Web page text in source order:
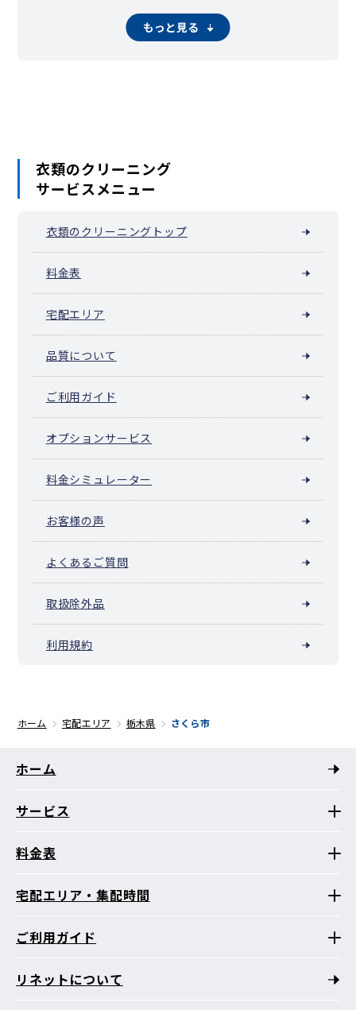
もっと見る
衣類のクリーニング
サービスメニュー
衣類のクリーニングトップ
料金表
宅配エリア
品質について
ご利用ガイド
オプションサービス
料金シミュレーター
お客様の声
よくあるご質問
取扱除外品
利用規約
ホーム 宅配エリア 栃木県 さくら市
ホーム
サービス
料金表
宅配エリア・集配時間
ご利用ガイド
リネットについて